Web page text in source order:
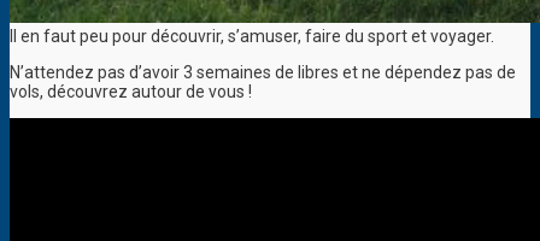
Il en faut peu pour découvrir, s’amuser, faire du sport et voyager.
N’attendez pas d’avoir 3 semaines de libres et ne dépendez pas de
vols, découvrez autour de vous !